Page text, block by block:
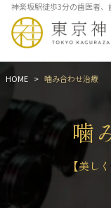
神楽坂駅徒歩3分の歯医者
HOME 噛み合わせ治療
噛
【美し